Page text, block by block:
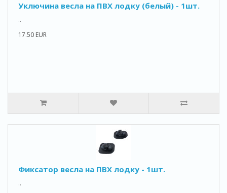
Уключина весла на ПВХ лодку (белый) - 1шт.
..
17.50 EUR
Фиксатор весла на ПВХ лодку - 1шт.
..